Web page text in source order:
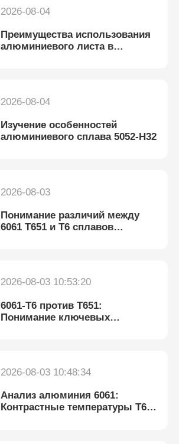
2026-08-04
Преимущества использования
алюминиевого листа в
2026-08-04
Изучение особенностей
алюминиевого сплава 5052-H32
2026-08-03
Понимание различий между
6061 T651 и T6 сплавов
2026-08-03 10:53:20
6061-T6 против T651:
Понимание ключевых
2026-08-03 10:48:34
Анализ алюминия 6061:
Контрастные температуры T6 и